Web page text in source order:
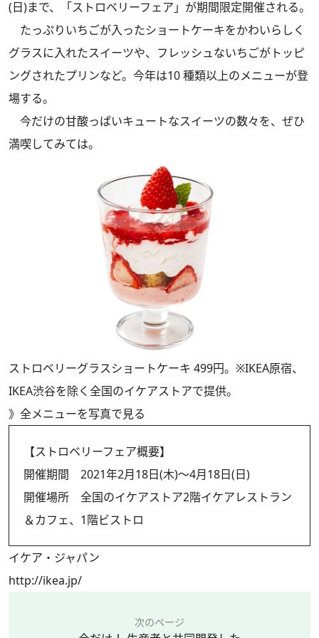
(日)まで、「ストロベリーフェア」が期間限定開催される。
たっぷりいちごが入ったショートケーキをかわいらしく
グラスに入れたスイーツや、フレッシュないちごがトッピ
ングされたプリンなど。今年は10 種類以上のメニューが登
場する。
今だけの甘酸っぱいキュートなスイーツの数々を、ぜひ
満喫してみては。
ストロベリーグラスショートケーキ 499円。※IKEA原宿、
IKEA渋谷を除く全国のイケアストアで提供。
》 全メニューを写真で見る
【ストロベリーフェア概要】
開催期間 2021年2月18日(木)～4月18日(日)
開催場所 全国のイケアストア2階イケアレストラン
＆カフェ、1階ビストロ
イケア・ジャパン
http://ikea.jp/
次のページ